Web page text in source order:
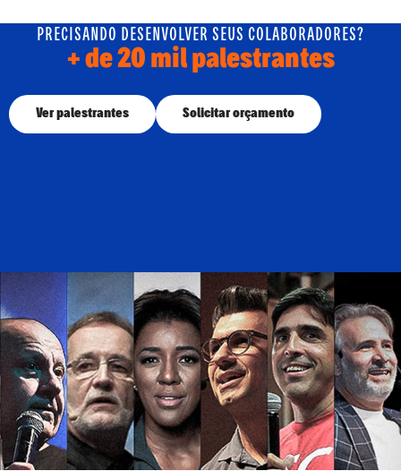
PRECISANDO DESENVOLVER SEUS COLABORADORES?
+ de 20 mil palestrantes
Ver palestrantes Solicitar orçamento